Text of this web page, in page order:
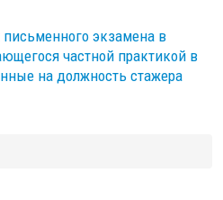
экзамена в
частной практикой в
на должность стажера